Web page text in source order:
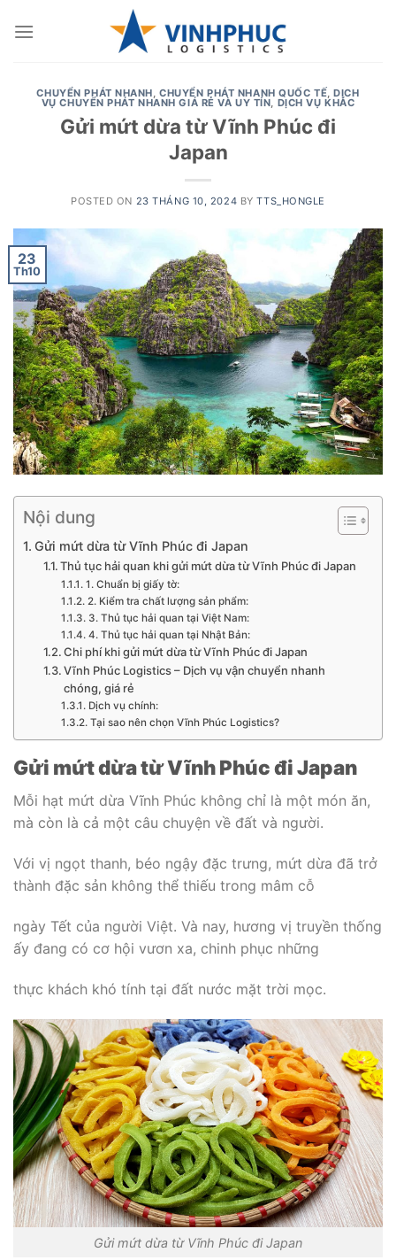
CHUYỂN PHÁT NHANH,CHUYỂN PHÁT NHANH QUỐC TẾ,DỊCH
VỤ CHUYỂN PHÁT NHANH GIÁ RẺ VÀ UY TÍN, DỊCH VỤ KHÁC
Gửi mứt dừa từ Vĩnh Phúc đi
Japan
POSTED ON 23 THÁNG 10, 2024 BYTTS_HONGLE
23
Th10
Nội dung
Gửi mứt dừa từ Vĩnh Phúc đi Japan
Thủ tục hải quan khi gửi mứt dừa từ Vĩnh Phúc đi Japan
1. Chuẩn bị giấy tờ:
2. Kiểm tra chất lượng sản phẩm:
3. Thủ tục hải quan tại Việt Nam:
4. Thủ tục hải quan tại Nhật Bản:
Chi phí khi gửi mứt dừa từ Vĩnh Phúc đi Japan
Vĩnh Phúc Logistics – Dịch vụ vận chuyển nhanh
chóng, giá rẻ
Dịch vụ chính:
Tại sao nên chọn Vĩnh Phúc Logistics?
Gửi mứt dừa từ Vĩnh Phúc đi Japan
Mỗi hạt mứt dừa Vĩnh Phúc không chỉ là một món ăn,
mà còn là cả một câu chuyện về đất và người.
Với vị ngọt thanh, béo ngậy đặc trưng, mứt dừa đã trở
thành đặc sản không thể thiếu trong mâm cỗ
ngày Tết của người Việt. Và nay, hương vị truyền thống
ấy đang có cơ hội vươn xa, chinh phục những
thực khách khó tính tại đất nước mặt trời mọc.
Gửi mứt dừa từ Vĩnh Phúc đi Japan